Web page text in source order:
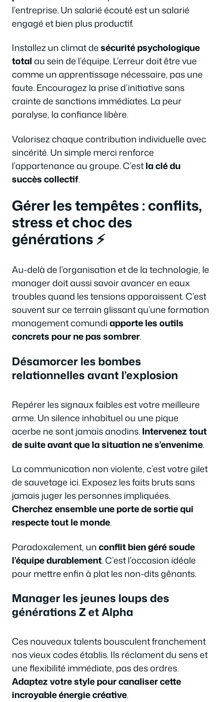
l’entreprise. Un salarié écouté est un salarié
engagé et bien plus productif.
Installez un climat desécurité psychologique
totalau sein de l’équipe. L’erreur doit être vue
comme un apprentissage nécessaire, pas une
faute. Encouragez la prise d’initiative sans
crainte de sanctions immédiates. La peur
paralyse, la confiance libère.
Valorisez chaque contribution individuelle avec
sincérité. Un simple merci renforce
l’appartenance au groupe. C’estla clé du
succès collectif.
Gérer les tempêtes : conflits,
stress et choc des
générations ⚡
Au-delà de l’organisation et de la technologie, le
manager doit aussi savoir avancer en eaux
troubles quand les tensions apparaissent. C’est
souvent sur ce terrain glissant qu’une formation
management comundiapporte les outils
concrets pour ne pas sombrer.
Désamorcer les bombes
relationnelles avant l’explosion
Repérer les signaux faibles est votre meilleure
arme. Un silence inhabituel ou une pique
acerbe ne sont jamais anodins.Intervenez tout
de suite avant que la situation ne s’envenime.
La communication non violente, c’est votre gilet
de sauvetage ici. Exposez les faits bruts sans
jamais juger les personnes impliquées.
Cherchez ensemble une porte de sortie qui
respecte tout le monde.
Paradoxalement, unconflit bien géré soude
l’équipe durablement. C’est l’occasion idéale
pour mettre enfin à plat les non-dits gênants.
Manager les jeunes loups des
générations Z et Alpha
Ces nouveaux talents bousculent franchement
nos vieux codes établis. Ils réclament du sens et
une flexibilité immédiate, pas des ordres.
Adaptez votre style pour canaliser cette
incroyable énergie créative.